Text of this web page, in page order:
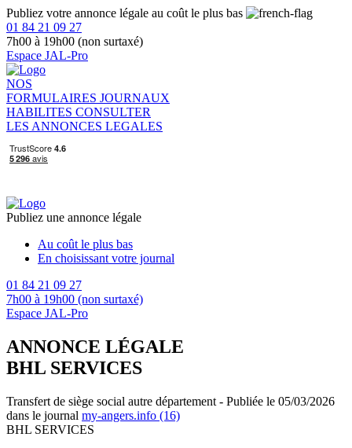
Publiez votre annonce légale au coût le plus bas
01 84 21 09 27
7h00 à 19h00 (non surtaxé)
Espace JAL-Pro
NOS
FORMULAIRES JOURNAUX
HABILITES CONSULTER
LES ANNONCES LEGALES
Publiez une annonce légale
Au coût le plus bas
En choisissant votre journal
01 84 21 09 27
7h00 à 19h00 (non surtaxé)
Espace JAL-Pro
ANNONCE LÉGALE
BHL SERVICES
Transfert de siège social autre département - Publiée le 05/03/2026
dans le journal my-angers.info (16)
BHL SERVICES